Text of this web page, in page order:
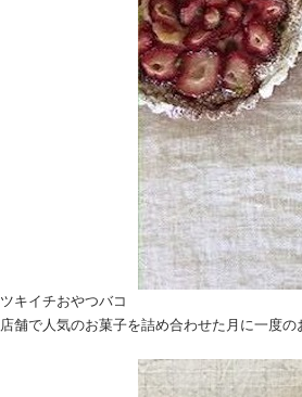
ツキイチおやつバコ
店舗で人気のお菓子を詰め合わせた月に一度の